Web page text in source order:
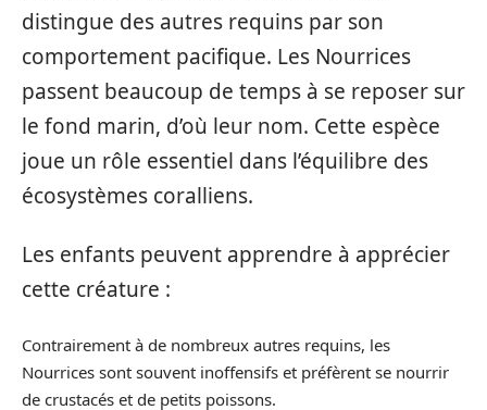
distingue des autres requins par son
comportement pacifique. Les Nourrices
passent beaucoup de temps à se reposer sur
le fond marin, d’où leur nom. Cette espèce
joue un rôle essentiel dans l’équilibre des
écosystèmes coralliens.
Les enfants peuvent apprendre à apprécier
cette créature :
Contrairement à de nombreux autres requins, les
Nourrices sont souvent inoffensifs et préfèrent se nourrir
de crustacés et de petits poissons.